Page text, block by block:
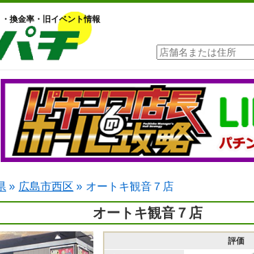
換金率・旧イベント情報
» 広島市西区 » オートキ観音７店
オートキ観音７店
評価